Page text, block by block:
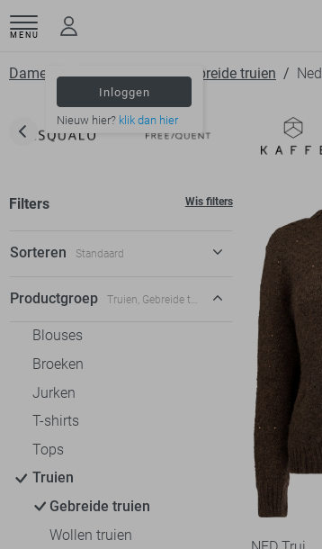
MENU
Inloggen
Nieuw hier? klik dan hier
Dameskleding Truien Gebreide truien Ned
Filters Wis filters
Sorteren Standaard
Standaard
Productgroep Truien, Gebreide truien
Blouses
Broeken
Jurken
T-shirts
Tops
Truien
Gebreide truien
Wollen truien